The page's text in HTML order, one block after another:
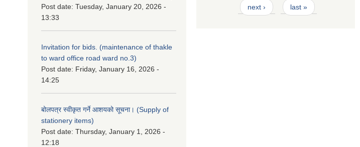
Post date: Tuesday, January 20, 2026 -
13:33
Invitation for bids. (maintenance of thakle
to ward office road ward no.3)
Post date: Friday, January 16, 2026 -
14:25
बोलपत्र स्वीकृत गर्ने आशयको सूचना। (Supply of
stationery items)
Post date: Thursday, January 1, 2026 -
12:18
next › last »